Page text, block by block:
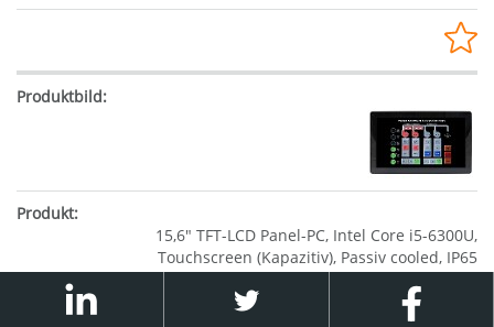
15,6" TFT-LCD Panel-PC, Intel Core i5-6300U,
Touchscreen (Kapazitiv), Passiv cooled, IP65
(frontseitig) / IP41 (rückseitig), SoC (System-
On-Chip), 260 Pin SO-DIMM DDR4, 2 x G-